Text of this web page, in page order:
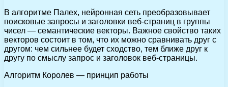
В алгоритме Палех, нейронная сеть преобразовывает
поисковые запросы и заголовки веб-страниц в группы
чисел — семантические векторы. Важное свойство таких
векторов состоит в том, что их можно сравнивать друг с
другом: чем сильнее будет сходство, тем ближе друг к
другу по смыслу запрос и заголовок веб-страницы.
Алгоритм Королев — принцип работы